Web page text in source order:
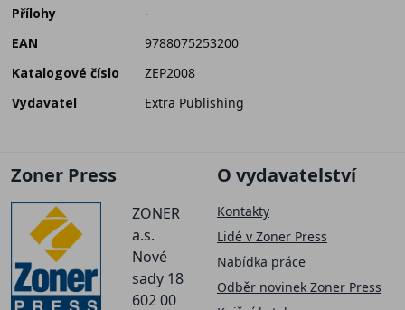
Přílohy
-
EAN
9788075253200
Katalogové číslo
ZEP2008
Vydavatel
Extra Publishing
Zoner Press
ZONER
a.s.
Nové
sady 18
602 00
O vydavatelství
Kontakty
Lidé v Zoner Press
Nabídka práce
Odběr novinek Zoner Press